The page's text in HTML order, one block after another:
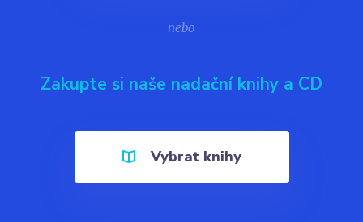
nebo
Zakupte si naše nadační knihy a CD
Vybrat knihy